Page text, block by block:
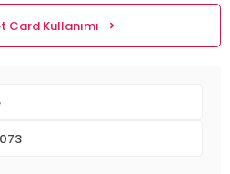
Card Kullanımı